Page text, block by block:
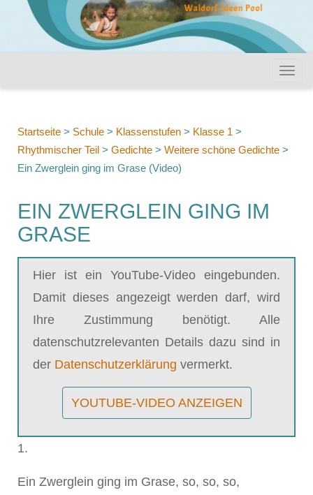
Startseite > Schule > Klassenstufen > Klasse 1 >
Rhythmischer Teil > Gedichte > Weitere schöne Gedichte >
Ein Zwerglein ging im Grase (Video)
EIN ZWERGLEIN GING IM
GRASE
Hier ist ein YouTube-Video eingebunden.
Damit dieses angezeigt werden darf, wird
Ihre Zustimmung benötigt. Alle
datenschutzrelevanten Details dazu sind in
der Datenschutzerklärung vermerkt.
YOUTUBE-VIDEO ANZEIGEN
1.
Ein Zwerglein ging im Grase, so, so, so,